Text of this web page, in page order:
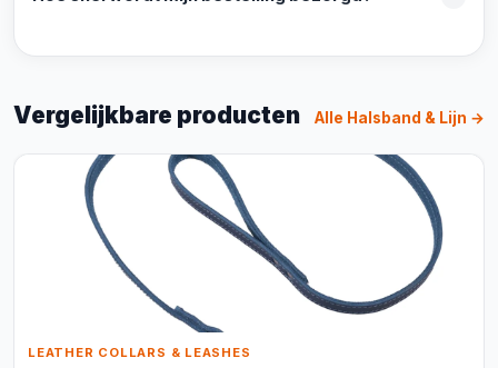
Vergelijkbare producten Alle Halsband & Lijn →
LEATHER COLLARS & LEASHES